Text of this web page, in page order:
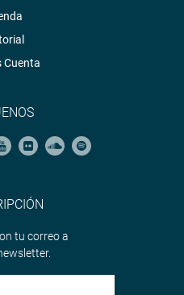
Cuenta
tu correo a